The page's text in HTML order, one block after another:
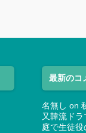
最新のコ
名無し on
又韓流ド
庭で生徒